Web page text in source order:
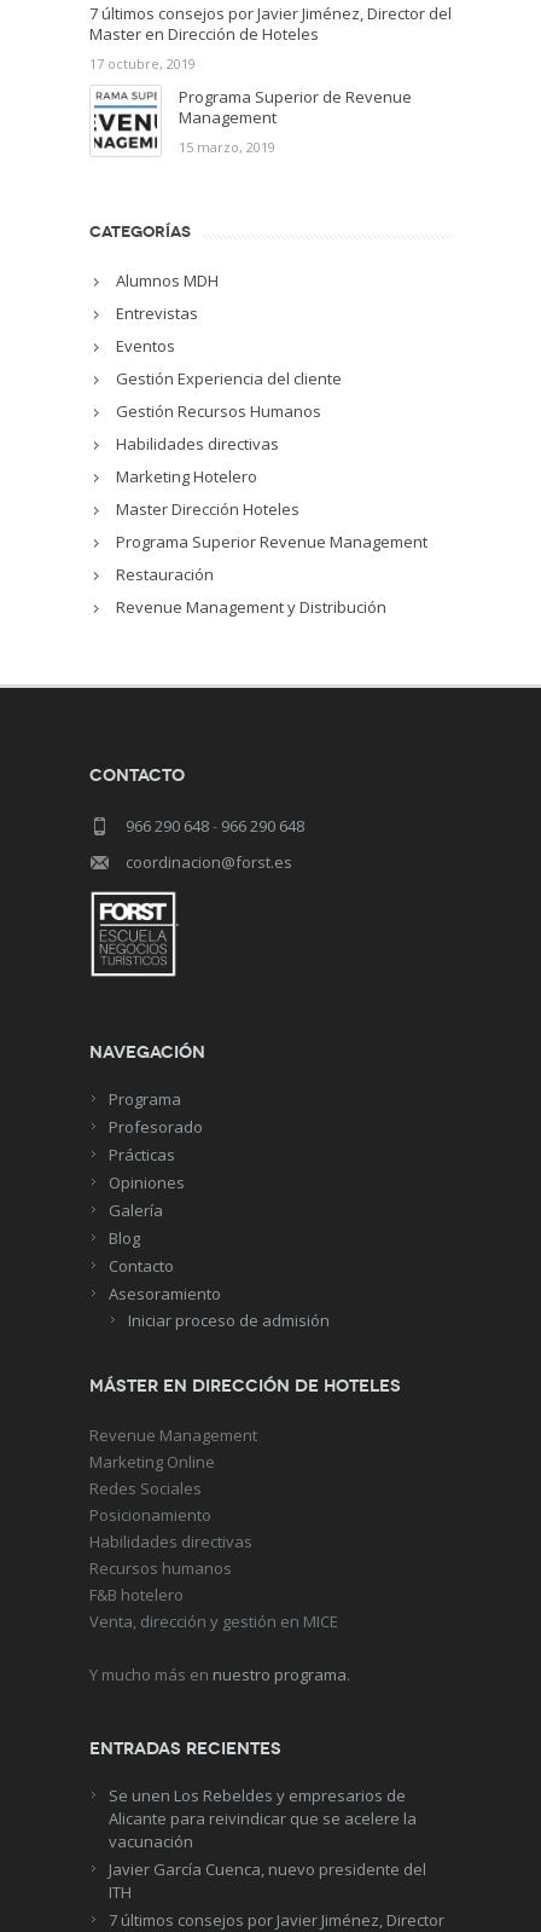
7 últimos consejos por Javier Jiménez, Director del
Master en Dirección de Hoteles
17 octubre, 2019
Programa Superior de Revenue
Management
15 marzo, 2019
CATEGORÍAS
Alumnos MDH
Entrevistas
Eventos
Gestión Experiencia del cliente
Gestión Recursos Humanos
Habilidades directivas
Marketing Hotelero
Master Dirección Hoteles
Programa Superior Revenue Management
Restauración
Revenue Management y Distribución
Contacto
966 290 648- 966 290 648
coordinacion@forst.es
Navegación
Programa
Profesorado
Prácticas
Opiniones
Galería
Blog
Contacto
Asesoramiento
Iniciar proceso de admisión
Máster en Dirección de Hoteles
Revenue Management
Marketing Online
Redes Sociales
Posicionamiento
Habilidades directivas
Recursos humanos
F&B hotelero
Venta, dirección y gestión en MICE
Y mucho más en nuestro programa.
Entradas recientes
Se unen Los Rebeldes y empresarios de
Alicante para reivindicar que se acelere la
vacunación
Javier García Cuenca, nuevo presidente del
ITH
7 últimos consejos por Javier Jiménez, Director